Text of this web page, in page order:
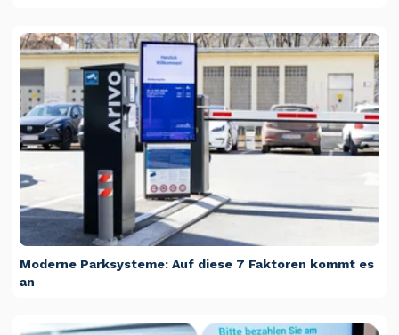
Moderne Parksysteme: Auf diese 7 Faktoren kommt es
an